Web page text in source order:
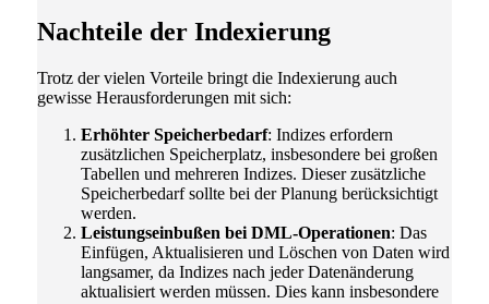
Nachteile der Indexierung
Trotz der vielen Vorteile bringt die Indexierung auch
gewisse Herausforderungen mit sich:
Erhöhter Speicherbedarf: Indizes erfordern
zusätzlichen Speicherplatz, insbesondere bei großen
Tabellen und mehreren Indizes. Dieser zusätzliche
Speicherbedarf sollte bei der Planung berücksichtigt
werden.
Leistungseinbußen bei DML-Operationen: Das
Einfügen, Aktualisieren und Löschen von Daten wird
langsamer, da Indizes nach jeder Datenänderung
aktualisiert werden müssen. Dies kann insbesondere